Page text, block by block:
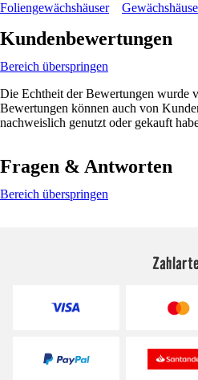
Foliengewächshäuser
Kundenbewertungen
Bereich überspringen
Die Echtheit der Bewertungen wurde
Bewertungen können auch von
nachweislich genutzt oder gekauft
Fragen & Antworten
Bereich überspringen